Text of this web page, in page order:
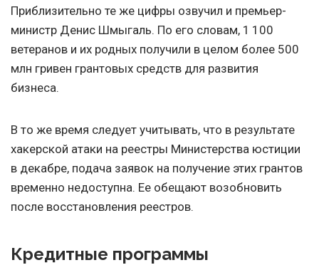
Приблизительно те же цифры озвучил и премьер-
министр Денис Шмыгаль. По его словам, 1 100
ветеранов и их родных получили в целом более 500
млн гривен грантовых средств для развития
бизнеса.
В то же время следует учитывать, что в результате
хакерской атаки на реестры Министерства юстиции
в декабре, подача заявок на получение этих грантов
временно недоступна. Ее обещают возобновить
после восстановления реестров.
Кредитные программы